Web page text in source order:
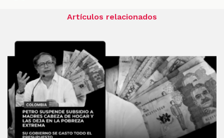
Artículos relacionados